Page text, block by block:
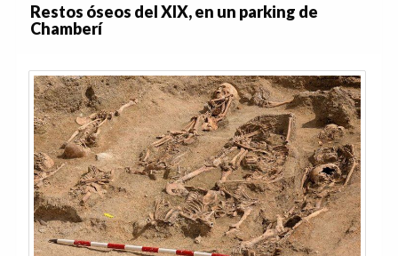
Restos óseos del XIX, en un parking de
Chamberí